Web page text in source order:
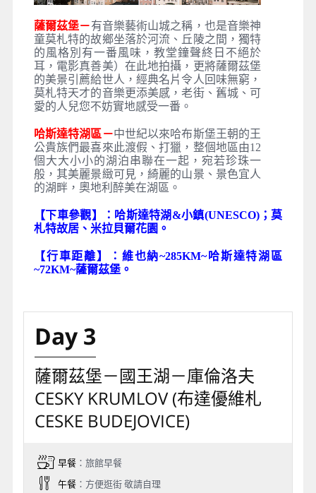
薩爾茲堡－有音樂藝術山城之稱，也是音樂神
童莫札特的故鄉坐落於河流、丘陵之間，獨特
的風格別有一番風味，教堂鐘聲終日不絕於
耳，電影真善美）在此地拍攝，更將薩爾茲堡
的美景引薦給世人，經典名片令人回味無窮，
莫札特天才的音樂更添美感，老街、舊城、可
愛的人兒您不妨實地感受一番。
哈斯達特湖區－中世紀以來哈布斯堡王朝的王
公貴族們最喜來此渡假、打獵，整個地區由12
個大大小小的湖泊串聯在一起，宛若珍珠一
般，其美麗景緻可見，綺麗的山景、景色宜人
的湖畔，奧地利醉美在湖區。
【下車參觀】：哈斯達特湖&小鎮(UNESCO)；莫
札特故居、米拉貝爾花園。
【行車距離】：維也納~285KM~哈斯達特湖區
~72KM~薩爾茲堡。
Day 3
薩爾茲堡－國王湖－庫倫洛夫
CESKY KRUMLOV (布達優維札
CESKE BUDEJOVICE)
早餐：旅館早餐
午餐：方便逛街 敬請自理